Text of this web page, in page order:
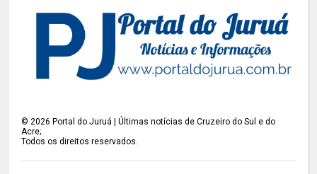
© 2026 Portal do Juruá | Últimas notícias de Cruzeiro do Sul e do
Acre;
Todos os direitos reservados.